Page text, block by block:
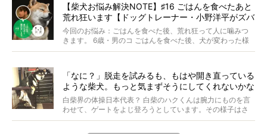
【柴犬お悩み解決NOTE】♯16 ごはんを食べたあと
荒れ狂います【ドッグトレーナー・小野洋平がズバ
リ回答】
今回のお悩み：ごはんを食べた後、荒れ狂って人に噛みつ
きます。 6歳・男のコ ごはんを食べた後、犬が変わった様
に...
「なに？」脱走を試みるも、もはや開き直っている
ような柴犬。もっと気まずそうにしてくれないかな
ぁ…！【動画あり】
白柴界の体操日本代表？ 白柴のハクくんは腕力にものを言
わせて、ゲートをよじ登ろうとしています。その様子はさ
なが...